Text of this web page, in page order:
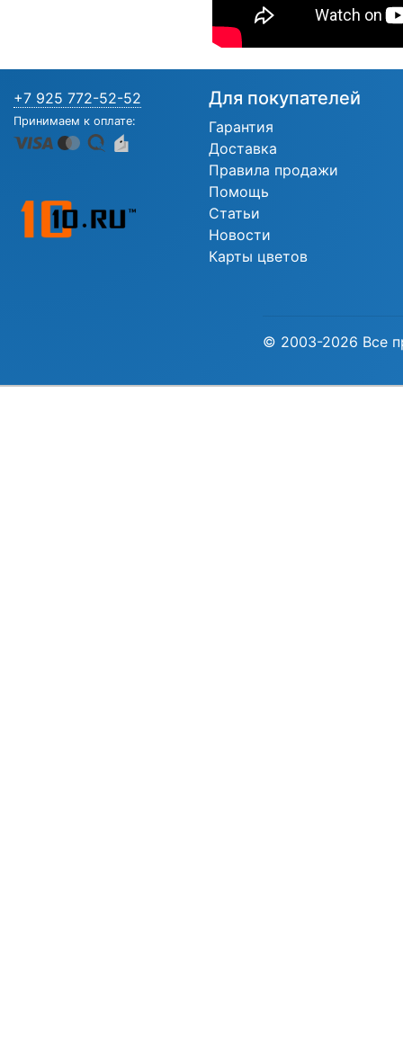
+7 925 772-52-52
Принимаем к оплате:
Для покупателей
Гарантия
Доставка
Правила продажи
Помощь
Статьи
Новости
Карты цветов
© 2003-2026 Все